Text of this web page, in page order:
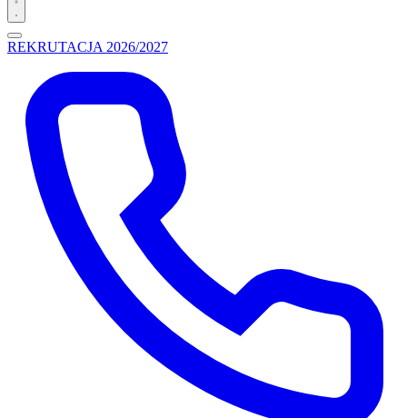
REKRUTACJA 2026/2027